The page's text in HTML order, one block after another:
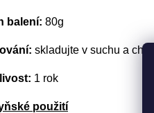
balení: 80g
skladujte v suchu a
1 rok
použití